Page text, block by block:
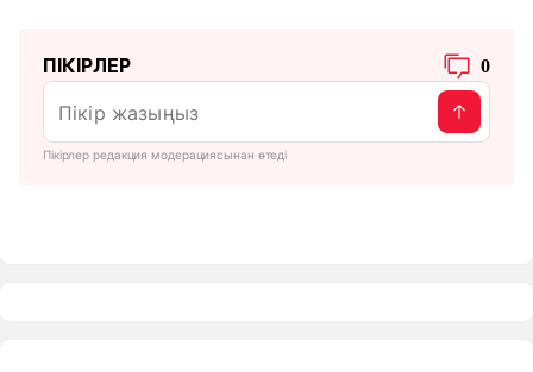
ПІКІРЛЕР 0
Пікірлер редакция модерациясынан өтеді